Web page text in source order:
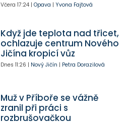
Včera 17:24| Opava | Yvona Fajtová
Když jde teplota nad třicet,
ochlazuje centrum Nového
Jičína kropicí vůz
Dnes 11:26 | Nový Jičín | Petra Dorazilová
Muž v Příboře se vážně
zranil při práci s
rozbrušovačkou